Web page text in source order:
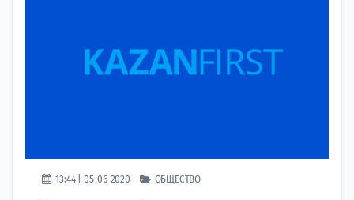
13:44 | 05-06-2020 ОБЩЕСТВО